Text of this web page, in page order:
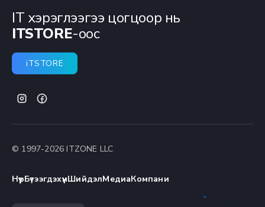
IT хэрэглээгээ цогцоор нь
ITSTORE-оос
iTSTORE
© 1997-2026 ITZONE LLC
НүүрБүтээгдэхүүнШийдэлМедиаКомпани